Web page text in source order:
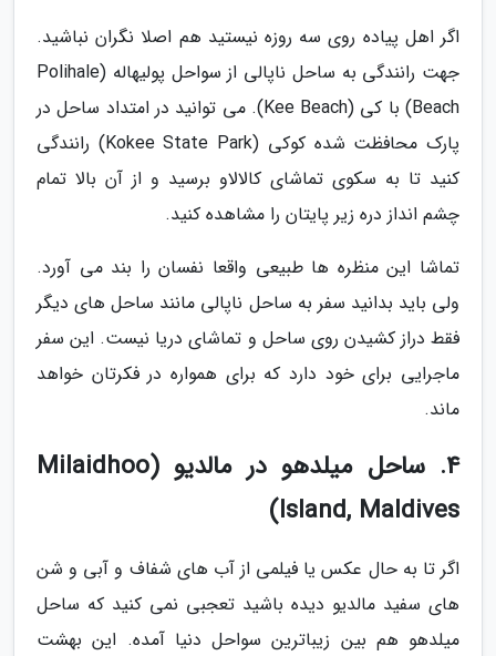
اگر اهل پیاده روی سه روزه نیستید هم اصلا نگران نباشید.
جهت رانندگی به ساحل ناپالی از سواحل پولیهاله (Polihale
Beach) با کی (Kee Beach). می توانید در امتداد ساحل در
پارک محافظت شده کوکی (Kokee State Park) رانندگی
کنید تا به سکوی تماشای کالالاو برسید و از آن بالا تمام
چشم انداز دره زیر پایتان را مشاهده کنید.
تماشا این منظره ها طبیعی واقعا نفسان را بند می آورد.
ولی باید بدانید سفر به ساحل ناپالی مانند ساحل های دیگر
فقط دراز کشیدن روی ساحل و تماشای دریا نیست. این سفر
ماجرایی برای خود دارد که برای همواره در فکرتان خواهد
ماند.
4. ساحل میلدهو در مالدیو (Milaidhoo
Island, Maldives)
اگر تا به حال عکس یا فیلمی از آب های شفاف و آبی و شن
های سفید مالدیو دیده باشید تعجبی نمی کنید که ساحل
میلدهو هم بین زیباترین سواحل دنیا آمده. این بهشت